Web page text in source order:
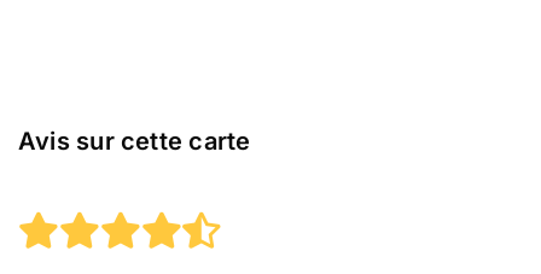
Avis sur cette carte